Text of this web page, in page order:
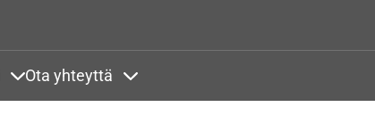
Ota yhteyttä